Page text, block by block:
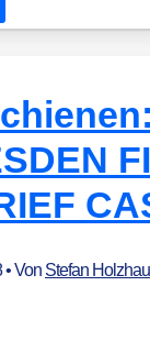
• Von Stefan